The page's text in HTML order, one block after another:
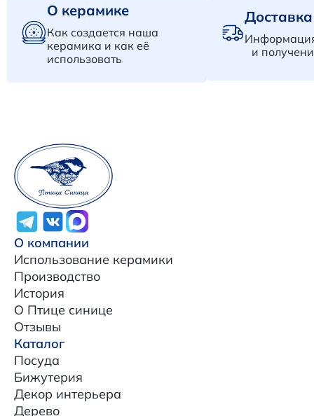
О керамике
Как создается наша
керамика и как её
использовать
и
О компании
Использование керамики
Производство
История
О Птице синице
Отзывы
Каталог
Посуда
Бижутерия
Декор интерьера
Дерево